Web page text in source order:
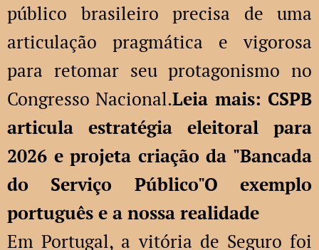
público brasileiro precisa de uma
articulação pragmática e vigorosa
para retomar seu protagonismo no
Congresso Nacional.Leia mais: CSPB
articula estratégia eleitoral para
2026 e projeta criação da "Bancada
do Serviço Público"O exemplo
português e a nossa realidade
Em Portugal, a vitória de Seguro foi